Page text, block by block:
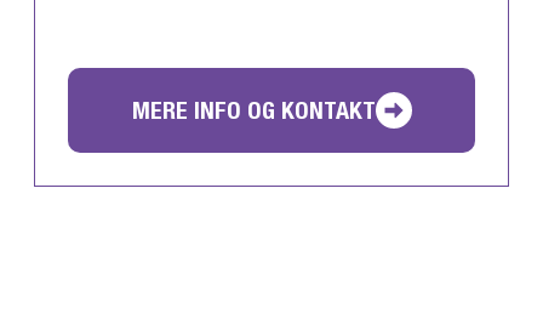
MERE INFO OG KONTAKT